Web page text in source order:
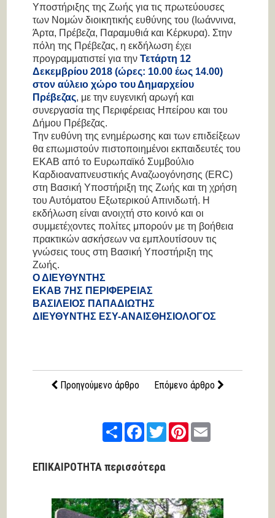
Υποστήριξης της Ζωής για τις πρωτεύουσες
των Νομών διοικητικής ευθύνης του (Ιωάννινα,
Άρτα, Πρέβεζα, Παραμυθιά και Κέρκυρα). Στην
πόλη της Πρέβεζας, η εκδήλωση έχει
προγραμματιστεί για τηνΤετάρτη 12
Δεκεμβρίου 2018 (ώρες: 10.00 έως 14.00)
στον αύλειο χώρο του Δημαρχείου
Πρέβεζας, με την ευγενική αρωγή και
συνεργασία της Περιφέρειας Ηπείρου και του
Δήμου Πρέβεζας.
Την ευθύνη της ενημέρωσης και των επιδείξεων
θα επωμιστούν πιστοποιημένοι εκπαιδευτές του
ΕΚΑΒ από το Ευρωπαϊκό Συμβούλιο
Καρδιοαναπνευστικής Αναζωογόνησης (ERC)
στη Βασική Υποστήριξη της Ζωής και τη χρήση
του Αυτόματου Εξωτερικού Απινιδωτή. Η
εκδήλωση είναι ανοιχτή στο κοινό και οι
συμμετέχοντες πολίτες μπορούν με τη βοήθεια
πρακτικών ασκήσεων να εμπλουτίσουν τις
γνώσεις τους στη Βασική Υποστήριξη της
Ζωής.
Ο ΔΙΕΥΘΥΝΤΗΣ
ΕΚΑΒ 7ΗΣ ΠΕΡΙΦΕΡΕΙΑΣ
ΒΑΣΙΛΕΙΟΣ ΠΑΠΑΔΙΩΤΗΣ
ΔΙΕΥΘΥΝΤΗΣ ΕΣΥ-ΑΝΑΙΣΘΗΣΙΟΛΟΓΟΣ
Προηγούμενο άρθρο Επόμενο άρθρο
ShareFacebook
TwitterPinterestEmail
ΕΠΙΚΑΙΡΟΤΗΤΑ περισσότερα